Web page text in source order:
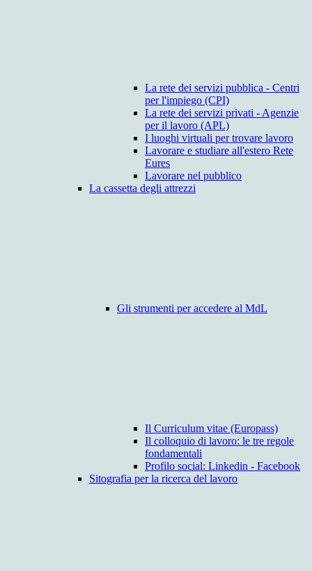
La rete dei servizi pubblica - Centri
per l'impiego (CPI)
La rete dei servizi privati - Agenzie
per il lavoro (APL)
I luoghi virtuali per trovare lavoro
Lavorare e studiare all'estero Rete
Eures
Lavorare nel pubblico
La cassetta degli attrezzi
Gli strumenti per accedere al MdL
Il Curriculum vitae (Europass)
Il colloquio di lavoro: le tre regole
fondamentali
Profilo social: Linkedin - Facebook
Sitografia per la ricerca del lavoro